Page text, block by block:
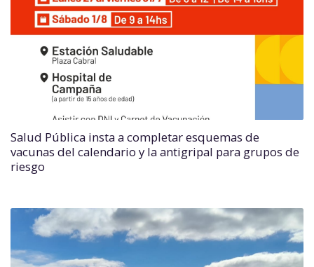
Salud Pública insta a completar esquemas de
vacunas del calendario y la antigripal para grupos de
riesgo